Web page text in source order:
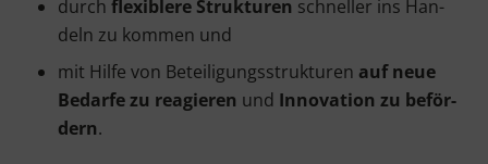
durchfle­xi­ble­re Struk­tu­ren schnel­ler ins Han­
deln zu kom­men und
mit Hil­fe von Betei­li­gungs­struk­tu­ren auf neue
Bedar­fe zu reagie­ren und Inno­va­ti­on zu beför­
dern.